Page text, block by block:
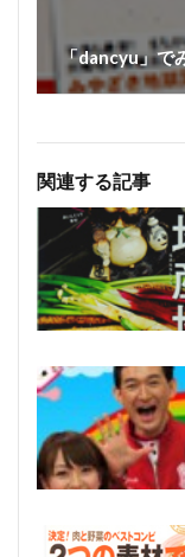
「dancyu」で
関連する記事